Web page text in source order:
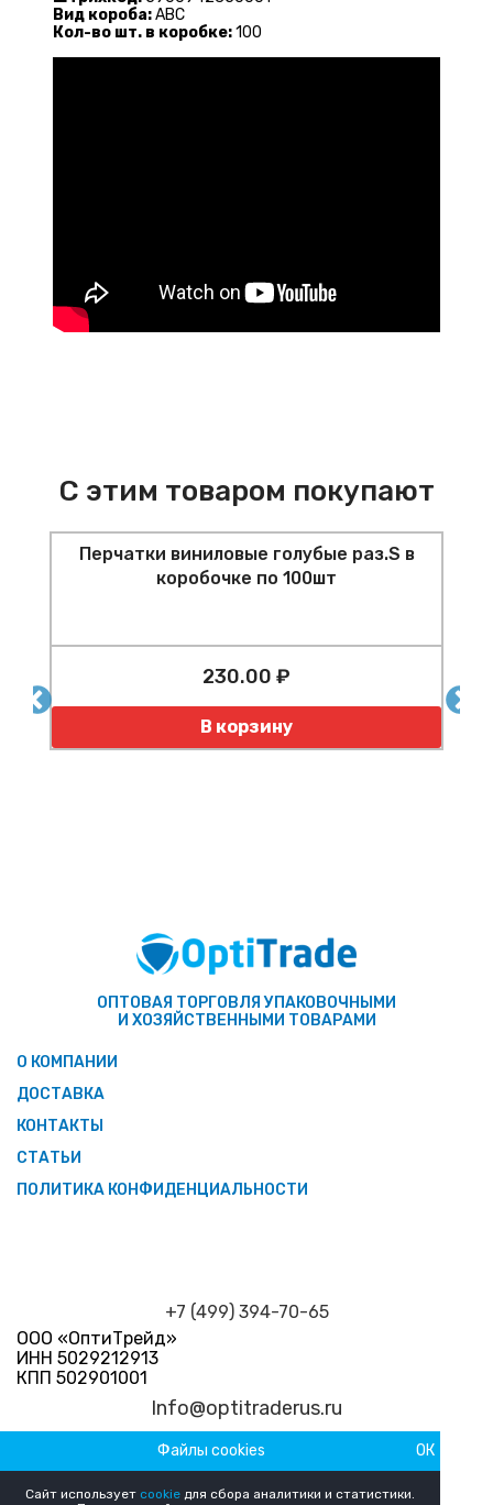
Вид короба:ABC
Кол-во шт. в коробке:100
С этим товаром покупают
Перчатки виниловые голубые раз.S в
коробочке по 100шт
230.00 ₽
Количество
В корзину
Файлы cookies ОК
Сайт использует cookie для сбора аналитики и статистики.
ОПТОВАЯ ТОРГОВЛЯ УПАКОВОЧНЫМИ
И ХОЗЯЙСТВЕННЫМИ ТОВАРАМИ
О КОМПАНИИ
ДОСТАВКА
КОНТАКТЫ
СТАТЬИ
ПОЛИТИКА КОНФИДЕНЦИАЛЬНОСТИ
+7 (499) 394-70-65
ООО «ОптиТрейд»
ИНН 5029212913
КПП 502901001
Info@optitraderus.ru
График работы